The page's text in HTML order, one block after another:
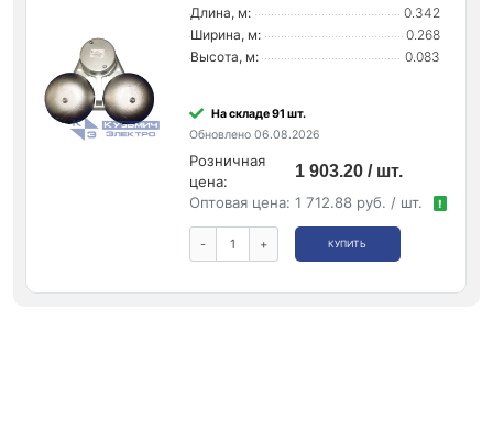
Длина, м:
0.342
Ширина, м:
0.268
Высота, м:
0.083
На складе 91 шт.
Обновлено 06.08.2026
Розничная
цена:
1 903.20 / шт.
Оптовая цена: 1 712.88 руб. / шт. !
- + КУПИТЬ